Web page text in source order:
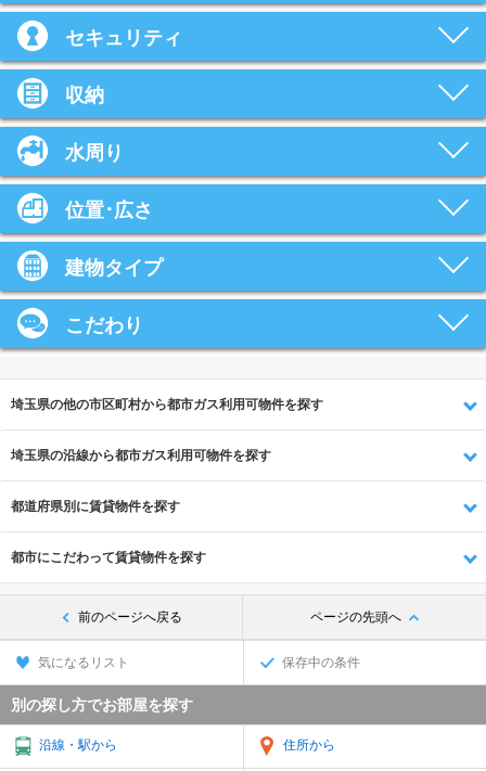
セキュリティ
収納
水周り
位置･広さ
建物タイプ
こだわり
埼玉県の他の市区町村から都市ガス利用可物件を探す
埼玉県の沿線から都市ガス利用可物件を探す
都道府県別に賃貸物件を探す
都市にこだわって賃貸物件を探す
前のページへ戻る ページの先頭へ
気になるリスト 保存中の条件
別の探し方でお部屋を探す
沿線・駅から 住所から